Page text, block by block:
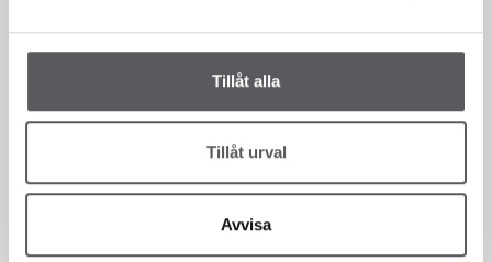
Tillåt alla
Tillåt urval
Avvisa
Vi finns här för dig!